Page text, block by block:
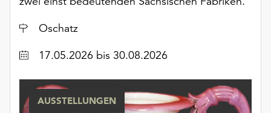
Ort
Oschatz
Datum17.05.2026 bis 30.08.2026
AUSSTELLUNGEN